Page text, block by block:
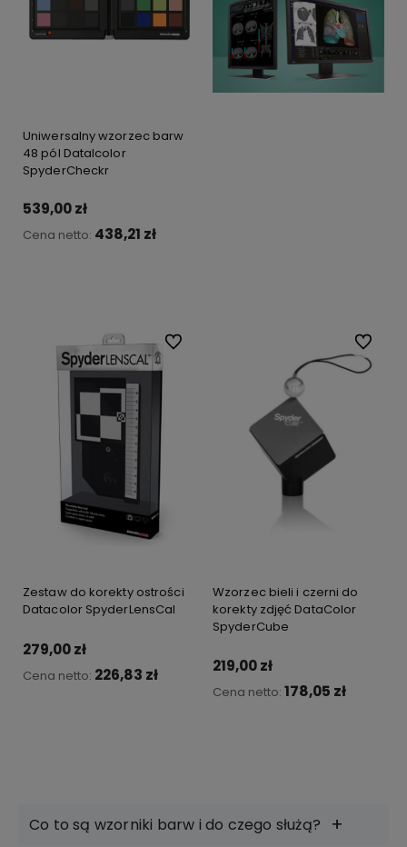
Uniwersalny wzorzec barw
48 pól Datalcolor
SpyderCheckr
539,00 zł
Cena netto: 438,21 zł
Zestaw do korekty ostrości
Datacolor SpyderLensCal
279,00 zł
Cena netto: 226,83 zł
Do ulubionych
Wzorzec bieli i czerni do
korekty zdjęć DataColor
SpyderCube
219,00 zł
Cena netto: 178,05 zł
Do
Co to są wzorniki barw i do czego służą?